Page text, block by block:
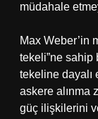
müdahale
Max Weber’in
tekeli”ne sahip
tekeline dayalı
askere alınma
güç ilişkilerini